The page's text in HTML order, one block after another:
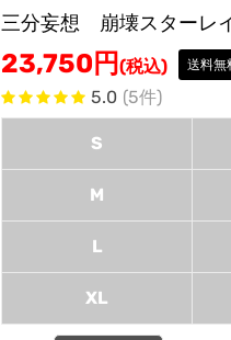
三分妄想 崩壊スター
23,750 円 (税込) 送料無
5.0 (5件)
S
M
L
XL